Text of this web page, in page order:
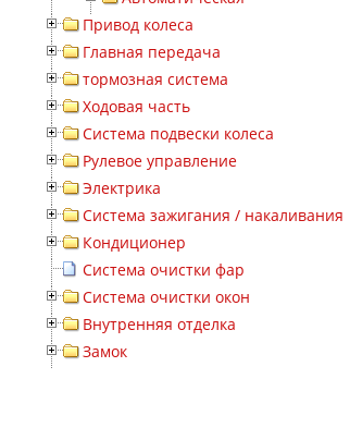
Привод колеса
Главная передача
тормозная система
Ходовая часть
Система подвески колеса
Рулевое управление
Электрика
Система зажигания / накаливания
Кондиционер
Система очистки фар
Система очистки окон
Внутренняя отделка
Замок